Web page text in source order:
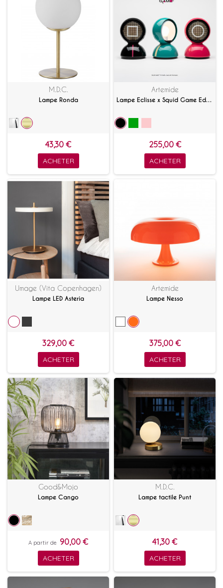
M.D.C.
Lampe Ronda
43,30 €
ACHETER
Artemide
Lampe Eclisse x Squid Game Edition Spéciale
255,00 €
ACHETER
Umage (Vita Copenhagen)
Lampe LED Asteria
329,00 €
ACHETER
Artemide
Lampe Nesso
375,00 €
ACHETER
Good&Mojo
Lampe Cango
A partir de 90,00 €
ACHETER
M.D.C.
Lampe tactile Punt
41,30 €
ACHETER